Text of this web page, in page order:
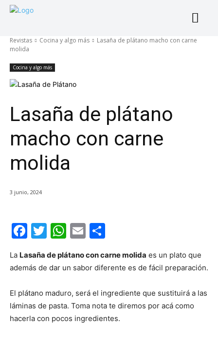
Revistas Cocina y algo más
Lasaña de plátano macho con carne
molida
Cocina y algo más
Lasaña de plátano
macho con carne
molida
3 junio, 2024
F
c
e
b
o
o
T
itt
er
W
at
A
p
p
E
ai
l
m
p
ar
tir
La Lasaña de plátano con carne molida es un plato que
además de dar un sabor diferente es de fácil preparación.
El plátano maduro, será el ingrediente que sustituirá a las
láminas de pasta. Toma nota te diremos por acá como
hacerla con pocos ingredientes.